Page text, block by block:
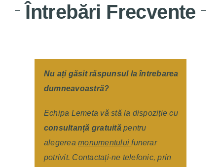
Întrebări Frecvente
Nu ați găsit răspunsul la întrebarea
dumneavoastră?
Echipa Lemeta vă stă la dispoziție cu
consultanță gratuită pentru
alegereamonumentuluifunerar
potrivit. Contactați-ne telefonic, prin